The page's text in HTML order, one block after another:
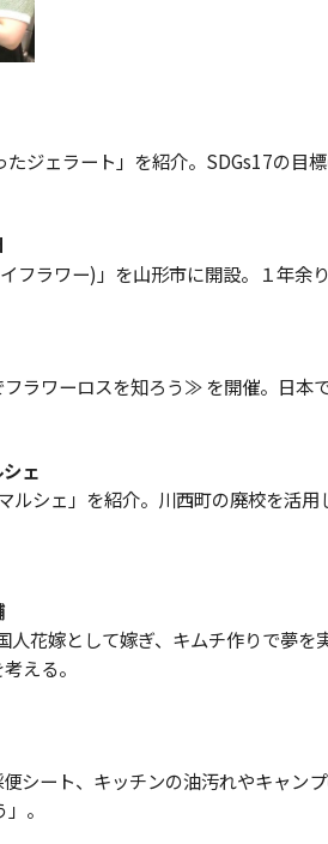
たジェラート」を紹介。SDGs17の目
ラワー)」を山形市に開設。１年余
ラワーロスを知ろう≫ を開催。日本
ェ
シェ」を紹介。川西町の廃校を活
花嫁として嫁ぎ、キムチ作りで夢
える。
シート、キッチンの油汚れやキャ
。